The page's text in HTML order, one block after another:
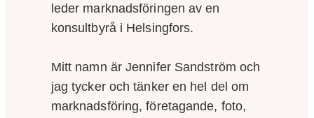
leder marknadsföringen av en
konsultbyrå i Helsingfors.
Mitt namn är Jennifer Sandström och
jag tycker och tänker en hel del om
marknadsföring, företagande, foto,